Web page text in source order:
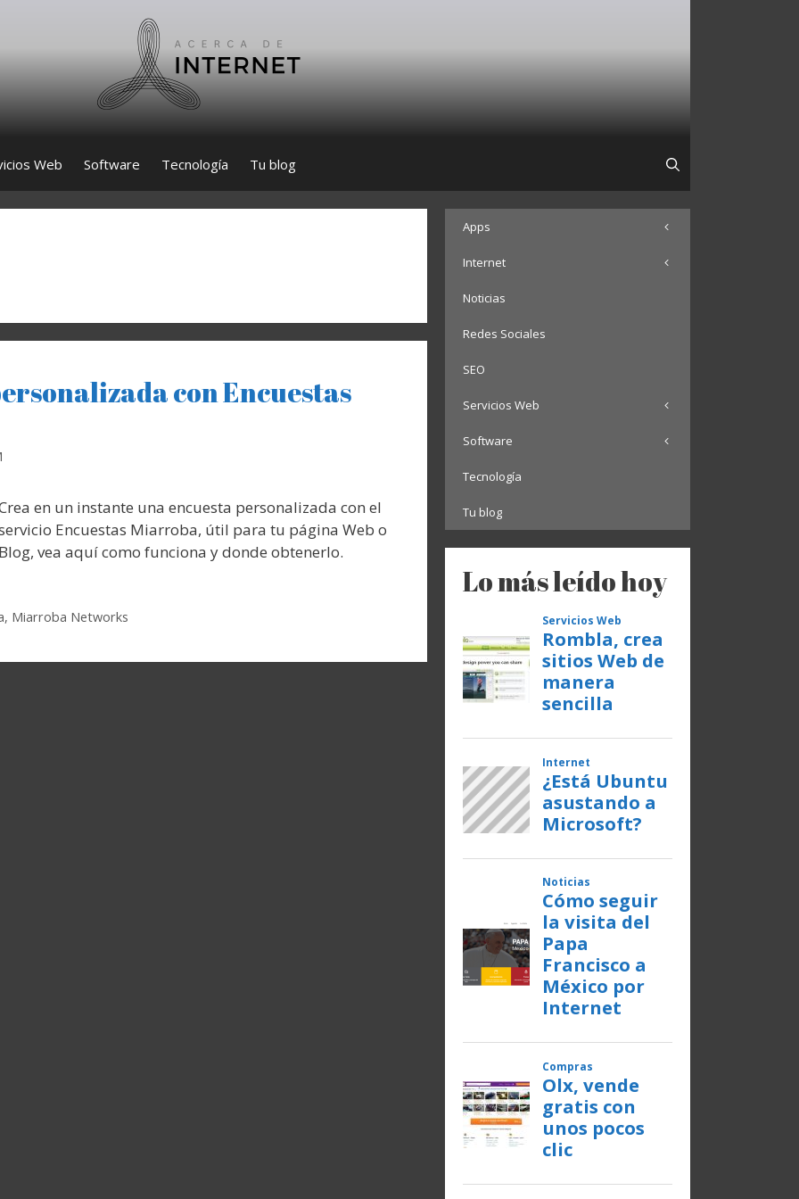
Web Software Tecnología Tu blog
con Encuestas
en un instante una encuesta personalizada con el
Encuestas Miarroba, útil para tu página Web o
Blog, vea aquí como funciona y donde obtenerlo.
, Miarroba Networks
Apps
Internet
Noticias
Redes Sociales
SEO
Servicios Web
Software
Tecnología
Tu blog
Lo más leído hoy